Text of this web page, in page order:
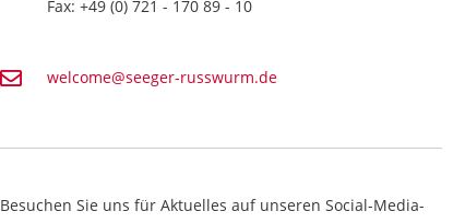
Fax: +49 (0) 721 - 170 89 - 10
welcome@seeger-russwurm.de
Besuchen Sie uns für Aktuelles auf unseren Social-Media-